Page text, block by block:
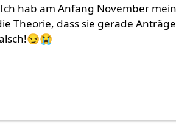
hab am Anfang November
Theorie, dass sie gerade Anträge